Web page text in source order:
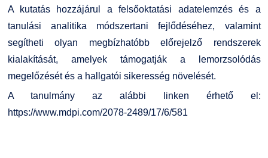
A kutatás hozzájárul a felsőoktatási adatelemzés és a
tanulási analitika módszertani fejlődéséhez, valamint
segítheti olyan megbízhatóbb előrejelző rendszerek
kialakítását, amelyek támogatják a lemorzsolódás
megelőzését és a hallgatói sikeresség növelését.
A tanulmány az alábbi linken érhető el:
https://www.mdpi.com/2078-2489/17/6/581